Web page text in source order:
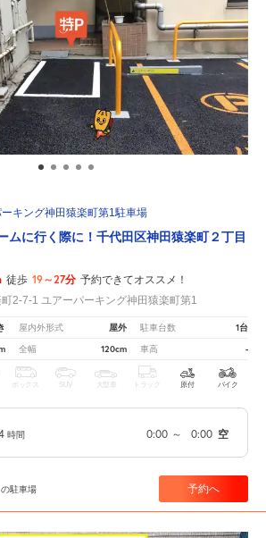
ーキング神田猿楽町第1駐車場
ムに行く際に！千代田区神田猿楽町２丁目
徒歩 19～27分 予約できてオススメ！
2-7-1 ユアーパーキング神田猿楽町第1
屋内外形式 屋外 駐車台数 1台
全幅 120cm 車高 -
ボックス SUV 大型車 トラック 原付 バイク
時間 0:00 ～ 0:00 空
駐車場 予約へ